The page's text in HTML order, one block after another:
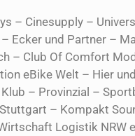
– Cinesupply –
Ecker und Partner –
– Club Of Comfort
eBike Welt – Hier
– Provinzial –
– Kompakt
Logistik NRW